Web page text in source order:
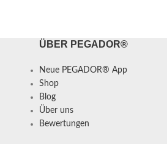
ÜBER PEGADOR®
Neue PEGADOR® App
Shop
Blog
Über uns
Bewertungen